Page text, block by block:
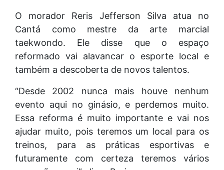
O morador Reris Jefferson Silva atua no
Cantá como mestre da arte marcial
taekwondo. Ele disse que o espaço
reformado vai alavancar o esporte local e
também a descoberta de novos talentos.
“Desde 2002 nunca mais houve nenhum
evento aqui no ginásio, e perdemos muito.
Essa reforma é muito importante e vai nos
ajudar muito, pois teremos um local para os
treinos, para as práticas esportivas e
futuramente com certeza teremos vários